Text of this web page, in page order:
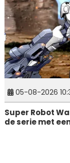
05-08-2026
Super Robot
de serie met